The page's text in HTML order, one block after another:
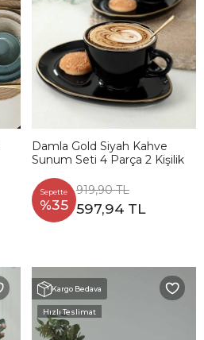
Damla Gold Siyah Kahve
Sunum Seti 4 Parça 2 Kişilik
Sepette
%35
919,90 TL
597,94 TL
Kargo Bedava
Hızlı Teslimat